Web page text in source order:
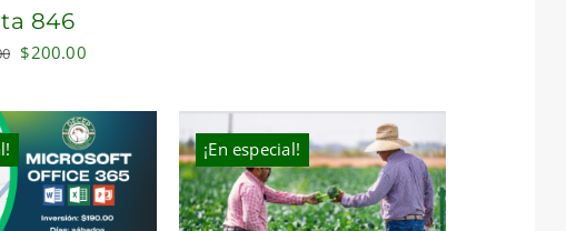
846
Original
was:
$340.00.
$200.00Current
is:
$200.00.
¡En especial!